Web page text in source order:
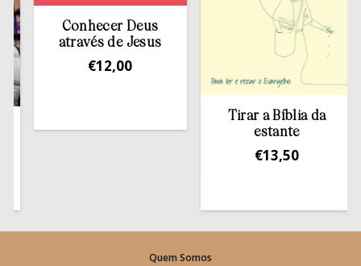
Conhecer Deus
através de Jesus
12,00
Tirar a Bíblia da
estante
13,50
Quem Somos